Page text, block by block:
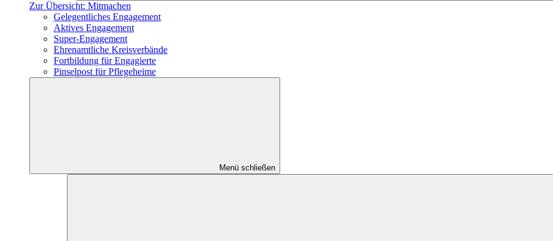
Zur Übersicht: Mitmachen
Gelegentliches Engagement
Aktives Engagement
Super-Engagement
Ehrenamtliche Kreisverbände
Fortbildung für Engagierte
Pinselpost für Pflegeheime
Menü schließen